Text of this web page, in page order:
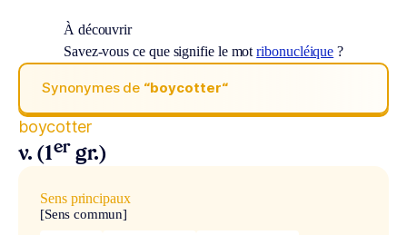
À découvrir
Savez-vous ce que signifie le motribonucléique ?
Synonymes de “boycotter“
boycotter
v. (1er gr.)
Sens principaux
[Sens commun]